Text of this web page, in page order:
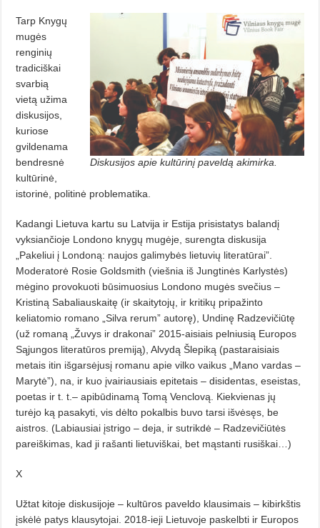
Diskusijos apie kultūrinį paveldą akimirka.
Tarp Knygų
mugės
renginių
tradiciškai
svarbią
vietą užima
diskusijos,
kuriose
gvildenama
bendresnė
kultūrinė,
istorinė, politinė problematika.
Kadangi Lietuva kartu su Latvija ir Estija prisistatys balandį
vyksiančioje Londono knygų mugėje, surengta diskusija
„Pakeliui į Londoną: naujos galimybės lietuvių literatūrai”.
Moderatorė Rosie Goldsmith (viešnia iš Jungtinės Karlystės)
mėgino provokuoti būsimuosius Londono mugės svečius –
Kristiną Sabaliauskaitę (ir skaitytojų, ir kritikų pripažinto
keliatomio romano „Silva rerum” autorę), Undinę Radzevičiūtę
(už romaną „Žuvys ir drakonai” 2015-aisiais pelniusią Europos
Sąjungos literatūros premiją), Alvydą Šlepiką (pastaraisiais
metais itin išgarsėjusį romanu apie vilko vaikus „Mano vardas –
Marytė”), na, ir kuo įvairiausiais epitetais – disidentas, eseistas,
poetas ir t. t.– apibūdinamą Tomą Venclovą. Kiekvienas jų
turėjo ką pasakyti, vis dėlto pokalbis buvo tarsi išvėsęs, be
aistros. (Labiausiai įstrigo – deja, ir sutrikdė – Radzevičiūtės
pareiškimas, kad ji rašanti lietuviškai, bet mąstanti rusiškai…)
X
Užtat kitoje diskusijoje – kultūros paveldo klausimais – kibirkštis
įskėlė patys klausytojai. 2018-ieji Lietuvoje paskelbti ir Europos